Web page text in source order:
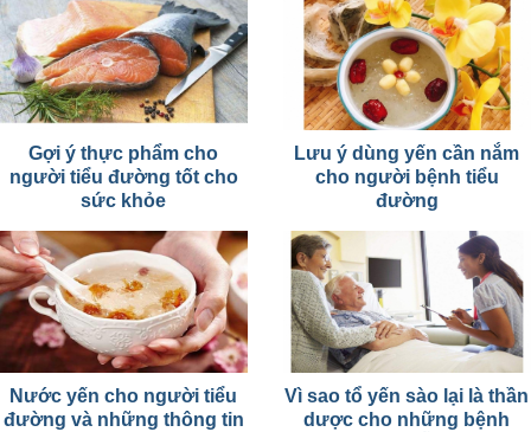
Gợi ý thực phẩm cho
người tiểu đường tốt cho
sức khỏe
Lưu ý dùng yến cần nắm
cho người bệnh tiểu
đường
Nước yến cho người tiểu
đường và những thông tin
Vì sao tổ yến sào lại là thần
dược cho những bệnh